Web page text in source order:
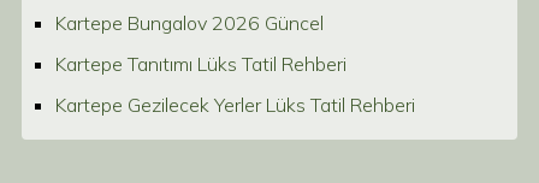
Kartepe Bungalov 2026 Güncel
Kartepe Tanıtımı Lüks Tatil Rehberi
Kartepe Gezilecek Yerler Lüks Tatil Rehberi